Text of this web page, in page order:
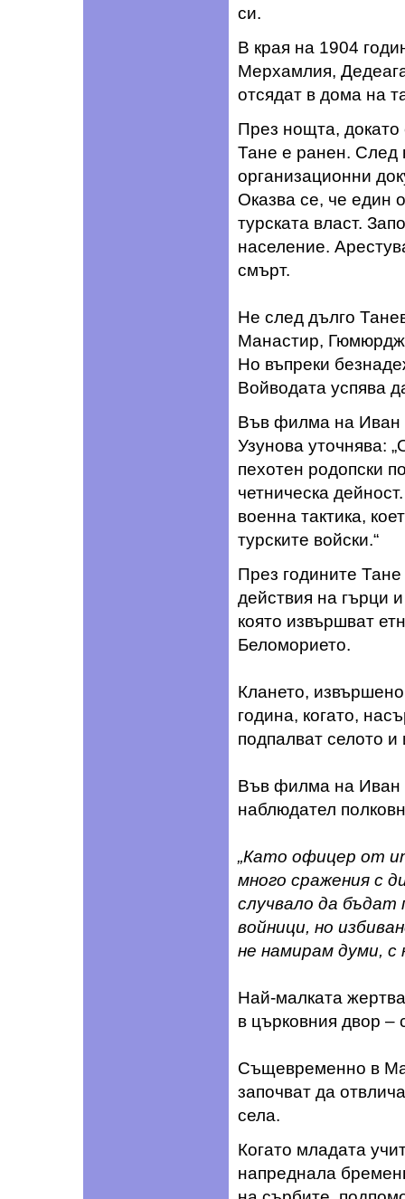
си.
В края на 1904
Мерхамлия,
отсядат в дома на
През нощта, докато
Тане е ранен. След
организационни
Оказва се, че един
турската власт.
население.
смърт.
Не след дълго
Манастир,
Но въпреки
Войводата успява
Във филма на Иван
Узунова уточнява:
пехотен родопски
четническа
военна тактика,
турските войски.“
През годините
действия на гърци
която извършват
Беломорието.
Клането,
година, когато,
подпалват селото
Във филма на Иван
наблюдател
„Като офицер от
много сражения с
случвало да
войници, но
не намирам думи, с
Най-малката
в църковния двор –
Същевременно в
започват да
села.
Когато младата
напреднала